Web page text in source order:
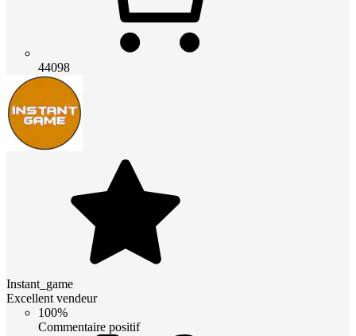
44098
Instant_game
Excellent vendeur
100%
Commentaire positif